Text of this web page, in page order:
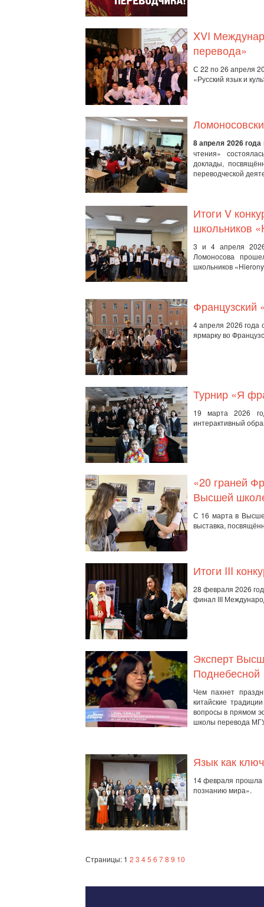
XVI
перевода»
С 22 по 26 апреля
«Русский язык и
8 апреля 2026 года
чтения»
доклады,
переводческой
Итоги V
школьников
3 и 4 апреля
Ломоносова
школьников
Французский
4 апреля 2026 года
ярмарку во
Турнир «Я
19 марта 2026
интерактивный
«20 граней
Высшей
С 16 марта в
выставка,
Итоги III
28 февраля 2026
финал III
Эксперт
Поднебесной
Чем пахнет
китайские
вопросы в прямом
школы перевода
Язык как
14 февраля прошла
познанию мира».
Страницы: 1 2 3 45 6 78 9 10